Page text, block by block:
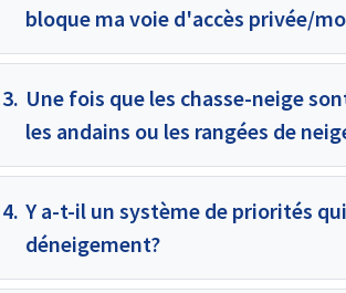
bloque ma voie d'accès privée/
3. Une fois que les chasse-neige
les andains ou les rangées de
4. Y a-t-il un système de priorités
déneigement?